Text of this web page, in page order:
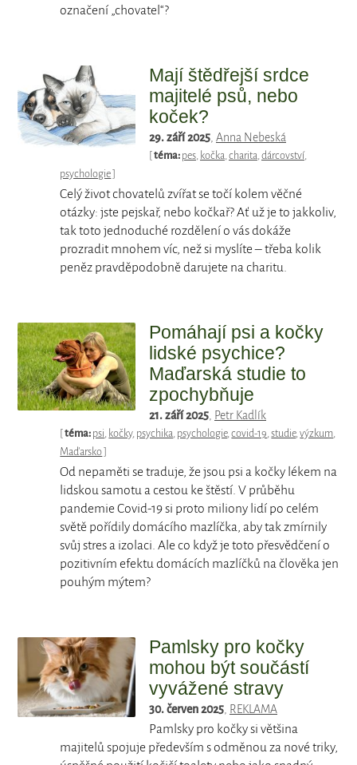
označení „chovatel“?
Mají štědřejší srdce
majitelé psů, nebo
koček?
29. září 2025 Anna Nebeská
[téma: pes kočka charita dárcovství,
psychologie]
Celý život chovatelů zvířat se točí kolem věčné
otázky: jste pejskař, nebo kočkař? Ať už je to jakkoliv,
tak toto jednoduché rozdělení o vás dokáže
prozradit mnohem víc, než si myslíte – třeba kolik
peněz pravděpodobně darujete na charitu.
Pomáhají psi a kočky
lidské psychice?
Maďarská studie to
zpochybňuje
21. září 2025 Petr Kadlík
[téma: psi kočky, psychika psychologie,covid-19 ,studie,výzkum
Maďarsko]
Od nepaměti se traduje, že jsou psi a kočky lékem na
lidskou samotu a cestou ke štěstí. V průběhu
pandemie Covid-19 si proto miliony lidí po celém
světě pořídily domácího mazlíčka, aby tak zmírnily
svůj stres a izolaci. Ale co když je toto přesvědčení o
pozitivním efektu domácích mazlíčků na člověka jen
pouhým mýtem?
Pamlsky pro kočky
mohou být součástí
vyvážené stravy
30. červen 2025 REKLAMA
Pamlsky pro kočky si většina
majitelů spojuje především s odměnou za nové triky,